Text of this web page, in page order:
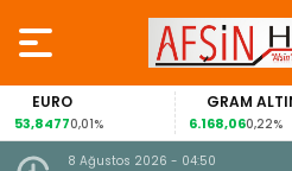
EURO
53,84770,01%
GRAM
6.168,060,22%
8 Ağustos 2026 - 04:50